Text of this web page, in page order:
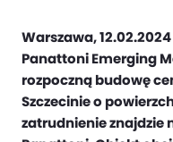
Warszawa,
Panattoni Emerging
rozpoczną budowę
Szczecinie o
zatrudnienie znajdzie